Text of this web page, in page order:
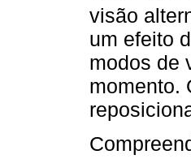
visão
um efeito
modos de
momento.